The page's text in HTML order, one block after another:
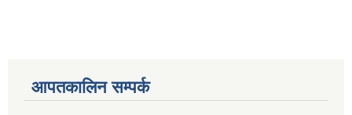
आपतकालिन सम्पर्क